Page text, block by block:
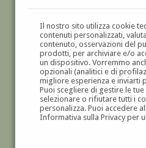
Il nostro sito utilizza cookie
contenuti personalizzati,
contenuto, osservazioni del
prodotti, per archiviare e/o
un dispositivo. Vorremmo
opzionali (analitici e di
migliore esperienza e inviarti
Puoi scegliere di gestire le
selezionare o rifiutare tutti i
personalizza. Puoi accedere
Informativa sulla Privacy per
GALLERIAD'ARTE
DIPINTI E